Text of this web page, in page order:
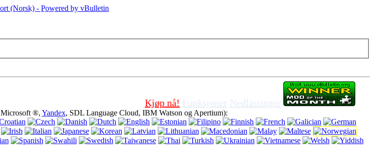
Ved hjelp av dette nettstedet uten å slå av cookies i nettleseren, betyr at du er enig for å bruke det.
Kjøp nå! Funksjoner Nedlastinger
Microsoft ®, Yandex, SDL Language Cloud, IBM Watson og Apertium):